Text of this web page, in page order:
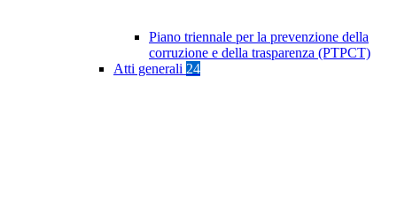
Piano triennale per la prevenzione della
corruzione e della trasparenza (PTPCT)
Atti generali 24